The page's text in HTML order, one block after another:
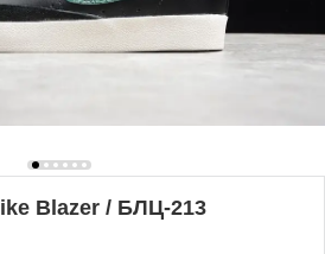
Blazer / БЛЦ-213